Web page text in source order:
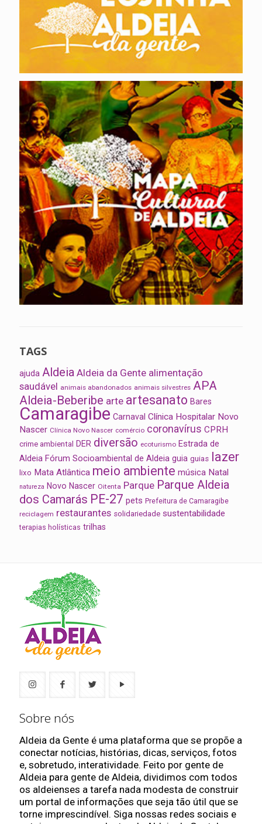
TAGS
ajuda Aldeia Aldeia da Gente alimentação
saudável animais abandonados animais silvestres APA
Aldeia-Beberibe arte artesanato Bares
Camaragibe Carnaval Clínica Hospitalar Novo
Nascer Clínica Novo Nascer comércio coronavírus CPRH
crime ambiental DER diversão ecoturismo Estrada de
Aldeia Fórum Socioambiental de Aldeia guia guias lazer
lixo Mata Atlântica meio ambiente música Natal
natureza Novo Nascer Oitenta Parque Parque Aldeia
dos Camarás PE-27 pets Prefeitura de Camaragibe
reciclagem restaurantes solidariedade sustentabilidade
terapias holísticas trilhas
Sobre nós
Aldeia da Gente é uma plataforma que se propõe a
conectar notícias, histórias, dicas, serviços, fotos
e, sobretudo, interatividade. Feito por gente de
Aldeia para gente de Aldeia, dividimos com todos
os aldeienses a tarefa nada modesta de construir
um portal de informações que seja tão útil que se
torne imprescindível. Siga nossas redes sociais e